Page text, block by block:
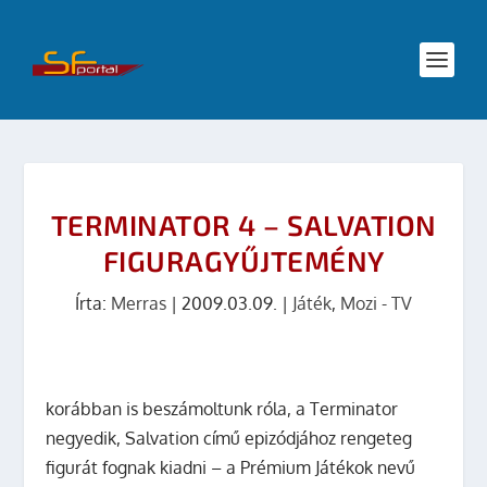
TERMINATOR 4 – SALVATION
FIGURAGYŰJTEMÉNY
Írta: Merras | 2009.03.09. | Játék, Mozi - TV
korábban is beszámoltunk róla, a Terminator
negyedik, Salvation című epizódjához rengeteg
figurát fognak kiadni – a Prémium Játékok nevű